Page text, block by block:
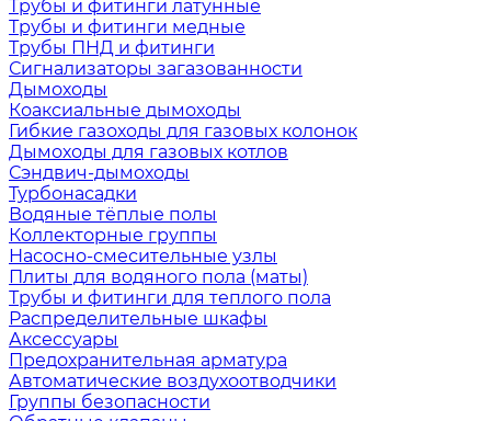
Трубы и фитинги латунные
Трубы и фитинги медные
Трубы ПНД и фитинги
Сигнализаторы загазованности
Дымоходы
Коаксиальные дымоходы
Гибкие газоходы для газовых колонок
Дымоходы для газовых котлов
Сэндвич-дымоходы
Турбонасадки
Водяные тёплые полы
Коллекторные группы
Насосно-смесительные узлы
Плиты для водяного пола (маты)
Трубы и фитинги для теплого пола
Распределительные шкафы
Аксессуары
Предохранительная арматура
Автоматические воздухоотводчики
Группы безопасности